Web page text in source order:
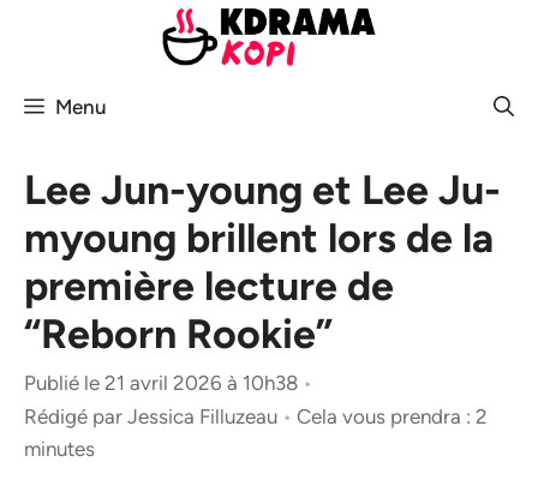
Menu
Lee Jun-young et Lee Ju-
myoung brillent lors de la
première lecture de
“Reborn Rookie”
Publié le 21 avril 2026 à 10h38 •
Rédigé par Jessica Filluzeau • Cela vous prendra : 2
minutes